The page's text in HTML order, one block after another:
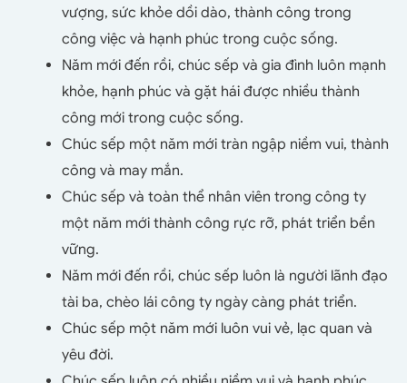
vượng, sức khỏe dồi dào, thành công trong
công việc và hạnh phúc trong cuộc sống.
Năm mới đến rồi, chúc sếp và gia đình luôn mạnh
khỏe, hạnh phúc và gặt hái được nhiều thành
công mới trong cuộc sống.
Chúc sếp một năm mới tràn ngập niềm vui, thành
công và may mắn.
Chúc sếp và toàn thể nhân viên trong công ty
một năm mới thành công rực rỡ, phát triển bền
vững.
Năm mới đến rồi, chúc sếp luôn là người lãnh đạo
tài ba, chèo lái công ty ngày càng phát triển.
Chúc sếp một năm mới luôn vui vẻ, lạc quan và
yêu đời.